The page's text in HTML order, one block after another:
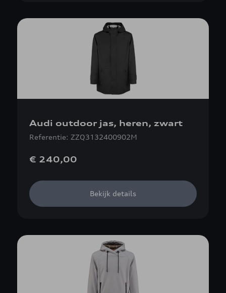
Audi outdoor jas, heren, zwart
Referentie: ZZQ3132400902M
€ 240,00
Bekijk details